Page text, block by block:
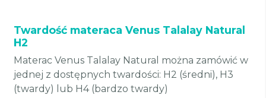
Twardość materaca Venus Talalay Natural
H2
Materac Venus Talalay Natural można zamówić w
jednej z dostępnych twardości: H2 (średni), H3
(twardy) lub H4 (bardzo twardy)